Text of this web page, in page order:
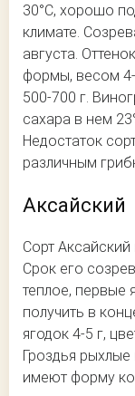
30°С, хорошо
климате.
августа.
формы, весом
500-700 г.
сахара в нем
Недостаток
различным
Аксайский
Сорт
Срок его
теплое,
получить в
ягодок 4-5 г,
Гроздья
имеют форму